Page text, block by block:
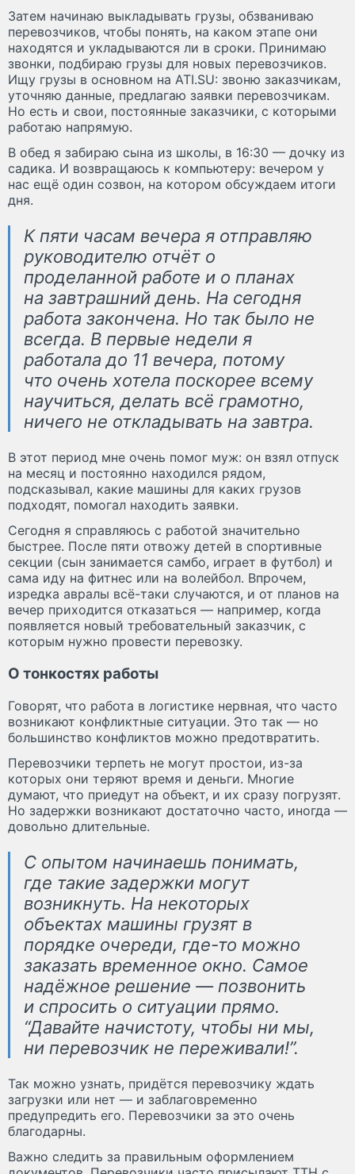
Затем начинаю выкладывать грузы, обзваниваю
перевозчиков, чтобы понять, на каком этапе они
находятся и укладываются ли в сроки. Принимаю
звонки, подбираю грузы для новых перевозчиков.
Ищу грузы в основном на ATI.SU: звоню заказчикам,
уточняю данные, предлагаю заявки перевозчикам.
Но есть и свои, постоянные заказчики, с которыми
работаю напрямую.
В обед я забираю сына из школы, в 16:30 — дочку из
садика. И возвращаюсь к компьютеру: вечером у
нас ещё один созвон, на котором обсуждаем итоги
дня.
К пяти часам вечера я отправляю
руководителю отчёт о
проделанной работе и о планах
на завтрашний день. На сегодня
работа закончена. Но так было не
всегда. В первые недели я
работала до 11 вечера, потому
что очень хотела поскорее всему
научиться, делать всё грамотно,
ничего не откладывать на завтра.
В этот период мне очень помог муж: он взял отпуск
на месяц и постоянно находился рядом,
подсказывал, какие машины для каких грузов
подходят, помогал находить заявки.
Сегодня я справляюсь с работой значительно
быстрее. После пяти отвожу детей в спортивные
секции (сын занимается самбо, играет в футбол) и
сама иду на фитнес или на волейбол. Впрочем,
изредка авралы всё-таки случаются, и от планов на
вечер приходится отказаться — например, когда
появляется новый требовательный заказчик, с
которым нужно провести перевозку.
О тонкостях работы
Говорят, что работа в логистике нервная, что часто
возникают конфликтные ситуации. Это так — но
большинство конфликтов можно предотвратить.
Перевозчики терпеть не могут простои, из-за
которых они теряют время и деньги. Многие
думают, что приедут на объект, и их сразу погрузят.
Но задержки возникают достаточно часто, иногда —
довольно длительные.
С опытом начинаешь понимать,
где такие задержки могут
возникнуть. На некоторых
объектах машины грузят в
порядке очереди, где-то можно
заказать временное окно. Самое
надёжное решение — позвонить
и спросить о ситуации прямо.
“Давайте начистоту, чтобы ни мы,
ни перевозчик не переживали!”.
Так можно узнать, придётся перевозчику ждать
загрузки или нет — и заблаговременно
предупредить его. Перевозчики за это очень
благодарны.
Важно следить за правильным оформлением